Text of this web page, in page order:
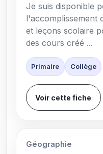
Je suis disponible
l'accomplissement
et leçons scolaire
des cours créé ...
Primaire Collège
Voir cette fiche
Géographie